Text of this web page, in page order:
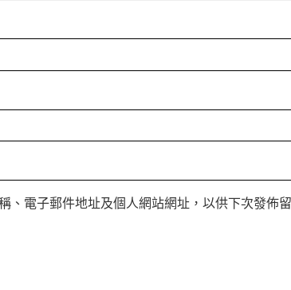
、電子郵件地址及個人網站網址，以供下次發佈